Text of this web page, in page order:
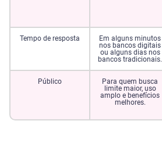
Tempo de resposta
Em alguns minutos
nos bancos digitais
ou alguns dias nos
bancos tradicionais.
Público
Para quem busca
limite maior, uso
amplo e benefícios
melhores.